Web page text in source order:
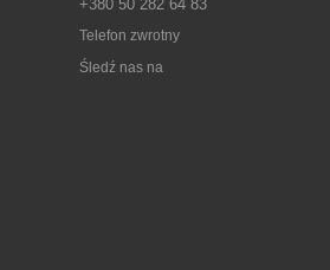
+380 50 282 64 83
Telefon zwrotny
Śledź nas na